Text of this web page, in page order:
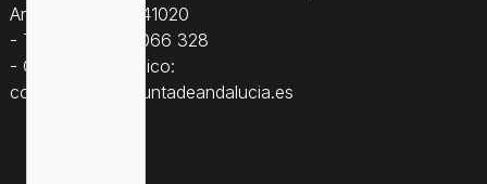
Arena 1, Sevilla, 41020
- Teléfono: 955 066 328
- Correo electrónico:
consejera.csc@juntadeandalucia.es